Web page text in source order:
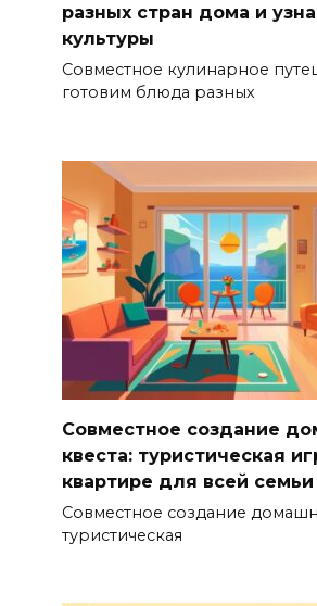
разных стран дома и
культуры
Совместное кулинарное
готовим блюда разных
Совместное создание
квеста: туристическая
квартире для всей семьи
Совместное создание
туристическая